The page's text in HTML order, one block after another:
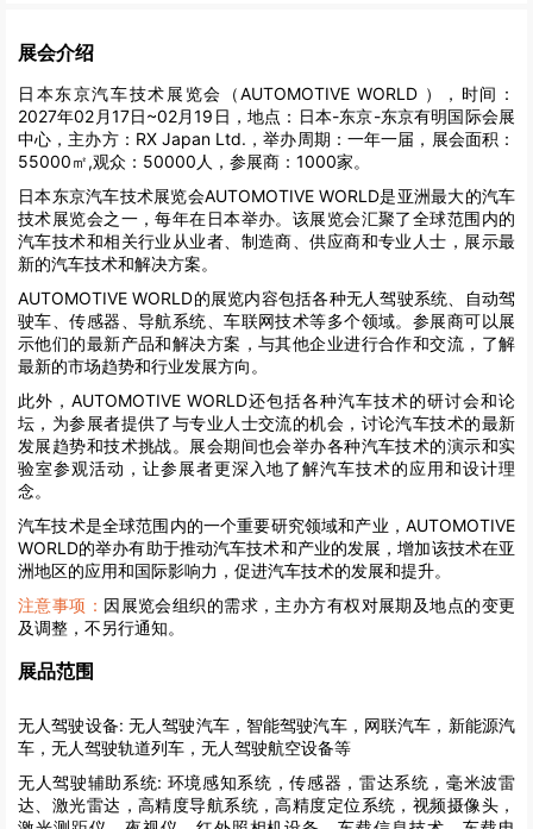
展会介绍
日本东京汽车技术展览会（AUTOMOTIVE WORLD ），时间：
2027年02月17日~02月19日，地点：日本-东京-东京有明国际会展
中心，主办方：RX Japan Ltd.，举办周期：一年一届，展会面积：
55000㎡,观众：50000人，参展商：1000家。
日本东京汽车技术展览会AUTOMOTIVE WORLD是亚洲最大的汽车
技术展览会之一，每年在日本举办。该展览会汇聚了全球范围内的
汽车技术和相关行业从业者、制造商、供应商和专业人士，展示最
新的汽车技术和解决方案。
AUTOMOTIVE WORLD的展览内容包括各种无人驾驶系统、自动驾
驶车、传感器、导航系统、车联网技术等多个领域。参展商可以展
示他们的最新产品和解决方案，与其他企业进行合作和交流，了解
最新的市场趋势和行业发展方向。
此外， AUTOMOTIVE WORLD还包括各种汽车技术的研讨会和论
坛，为参展者提供了与专业人士交流的机会，讨论汽车技术的最新
发展趋势和技术挑战。展会期间也会举办各种汽车技术的演示和实
验室参观活动，让参展者更深入地了解汽车技术的应用和设计理
念。
汽车技术是全球范围内的一个重要研究领域和产业， AUTOMOTIVE
WORLD的举办有助于推动汽车技术和产业的发展，增加该技术在亚
洲地区的应用和国际影响力，促进汽车技术的发展和提升。
注意事项： 因展览会组织的需求，主办方有权对展期及地点的变更
及调整，不另行通知。
展品范围
无人驾驶设备: 无人驾驶汽车，智能驾驶汽车，网联汽车，新能源汽
车，无人驾驶轨道列车，无人驾驶航空设备等
无人驾驶辅助系统: 环境感知系统，传感器，雷达系统，毫米波雷
达、激光雷达，高精度导航系统，高精度定位系统，视频摄像头，